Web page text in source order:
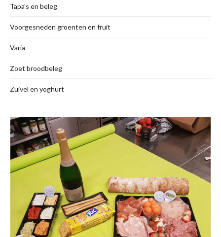
Tapa's en beleg
Voorgesneden groenten en fruit
Varia
Zoet broodbeleg
Zuivel en yoghurt